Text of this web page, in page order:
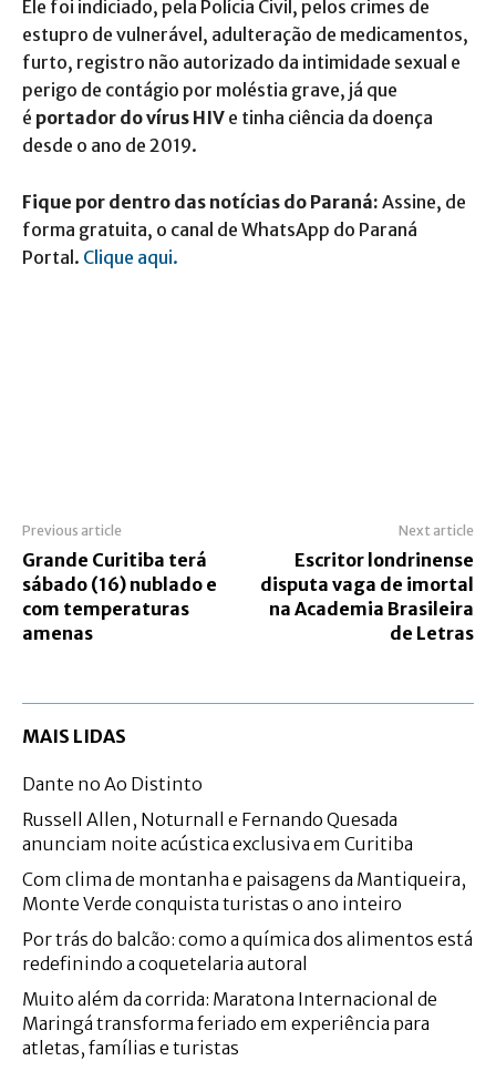
Ele foi indiciado, pela Polícia Civil, pelos crimes de
estupro de vulnerável, adulteração de medicamentos,
furto, registro não autorizado da intimidade sexual e
perigo de contágio por moléstia grave, já que
é portador do vírus HIV e tinha ciência da doença
desde o ano de 2019.
Fique por dentro das notícias do Paraná: Assine, de
forma gratuita, o canal de WhatsApp do Paraná
Portal. Clique aqui.
Previous article
Grande Curitiba terá
sábado (16) nublado e
com temperaturas
amenas
Next article
Escritor londrinense
disputa vaga de imortal
na Academia Brasileira
de Letras
MAIS LIDAS
Dante no Ao Distinto
Russell Allen, Noturnall e Fernando Quesada
anunciam noite acústica exclusiva em Curitiba
Com clima de montanha e paisagens da Mantiqueira,
Monte Verde conquista turistas o ano inteiro
Por trás do balcão: como a química dos alimentos está
redefinindo a coquetelaria autoral
Muito além da corrida: Maratona Internacional de
Maringá transforma feriado em experiência para
atletas, famílias e turistas